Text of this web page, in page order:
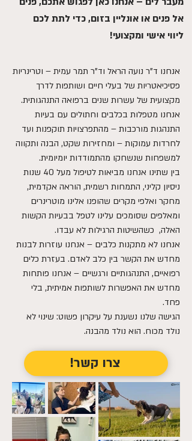
אל פנים או אונליין בזום, כדי לתת לכם
ליווי אישי ומקצועי!
אנחנו ד”ר נועה הראל וד”ר תמר עמית – וטרינריות
פסיכיאטריות של בעלי חיים ושותפות לדרך
מקצועית של עשרות שנים ברפואה התנהגותית.
אנחנו מטפלות בכלבים וחתולים עם בעיות
התנהגות מורכבות – מהתפרצויות תוקפנות ועד
לחרדות עמוקות – ומחזירות שקט, הבנה ותקווה
למשפחות שנשחקו מהתמודדות יומיומית.
בין שתינו אנחנו מביאות לטיפול מעל 40 שנות
ניסיון קליני, התמחות רשמית, הוראה אקדמית,
מחקר ואלפי מקרים שהופנו אלינו מוטרינרים
ומאלפים שסומכים עלינו לטפל בבעיות הקשות
האלה, כשהשיטות הרגילות לא עבדו.
אנחנו לא מתקנות כלבים – אנחנו עוזרות לבנות
מחדש את הקשר בין כלב לאדם. בעזרת כלים
רפואיים, התנהגותיים ורגשיים – אנחנו פותחות
מחדש את האפשרות לשותפות אמיתית, בלי
פחד.
הגישה שלנו נשענת על עיקרון פשוט: שינוי לא
נולד מכוח. הוא נולד מהבנה.
צרו קשר!